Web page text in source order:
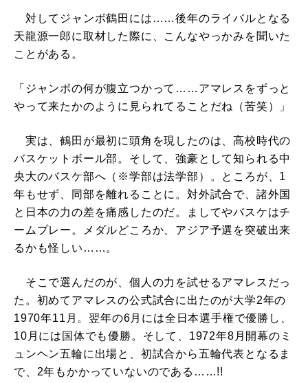
対してジャンボ鶴田には……後年のライバルとなる
天龍源一郎に取材した際に、こんなやっかみを聞いた
ことがある。
「ジャンボの何が腹立つかって……アマレスをずっと
やって来たかのように見られてることだね（苦笑）」
実は、鶴田が最初に頭角を現したのは、高校時代の
バスケットボール部。そして、強豪として知られる中
央大のバスケ部へ（※学部は法学部）。ところが、1
年もせず、同部を離れることに。対外試合で、諸外国
と日本の力の差を痛感したのだ。ましてやバスケはチ
ームプレー。メダルどころか、アジア予選を突破出来
るかも怪しい……。
そこで選んだのが、個人の力を試せるアマレスだっ
た。初めてアマレスの公式試合に出たのが大学2年の
1970年11月。翌年の6月には全日本選手権で優勝し、
10月には国体でも優勝。そして、1972年8月開幕のミ
ュンヘン五輪に出場と、初試合から五輪代表となるま
で、2年もかかっていないのである……!!